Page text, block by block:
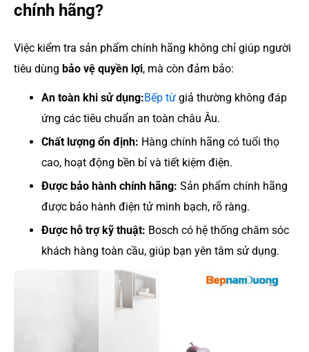
chính hãng?
Việc kiểm tra sản phẩm chính hãng không chỉ giúp người
tiêu dùng bảo vệ quyền lợi, mà còn đảm bảo:
An toàn khi sử dụng:Bếp từ giả thường không đáp
ứng các tiêu chuẩn an toàn châu Âu.
Chất lượng ổn định: Hàng chính hãng có tuổi thọ
cao, hoạt động bền bỉ và tiết kiệm điện.
Được bảo hành chính hãng: Sản phẩm chính hãng
được bảo hành điện tử minh bạch, rõ ràng.
Được hỗ trợ kỹ thuật: Bosch có hệ thống chăm sóc
khách hàng toàn cầu, giúp bạn yên tâm sử dụng.